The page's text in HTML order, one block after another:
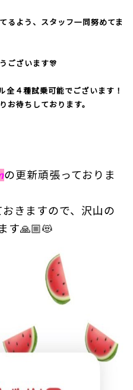
るよう、スタッフ一同努めてま
ございます🎊
全４種試乗可能でございます！
お待ちしております。
の更新頑張っており ま
きますので、沢山の
す🙏🏼😻